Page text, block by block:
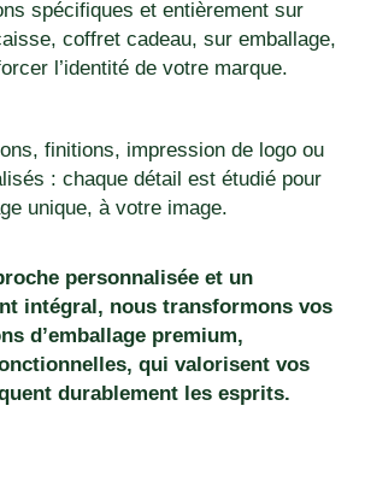
spécifiques et entièrement sur
coffret cadeau, sur emballage,
l’identité de votre marque.
finitions, impression de logo ou
: chaque détail est étudié pour
unique, à votre image.
personnalisée et un
intégral, nous transformons vos
d’emballage premium,
qui valorisent vos
durablement les esprits.